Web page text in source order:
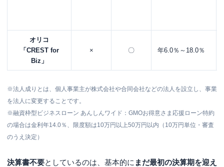
オリコ
「CREST for
Biz」
× 〇 年6.0％～18.0％
※法人成りとは、個人事業主が株式会社や合同会社などの法人を設立し、事業
を法人に変更することです。
※融資枠型ビジネスローン あんしんワイド：GMOお得意さま応援ローン特約
の場合は金利年14.0％、限度額は10万円以上50万円以内（10万円単位・審査
のうえ決定）
決算書不要としているのは、基本的に まだ最初の決算期を迎え